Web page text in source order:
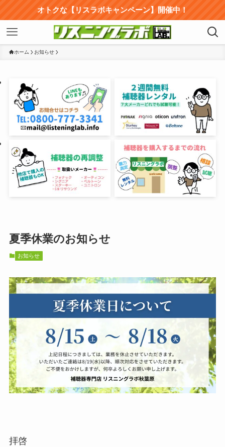
オトクな【リスラボキャンペーン】開催中！
ホーム お知らせ
夏季休業のお知らせ
お知らせ
拝啓